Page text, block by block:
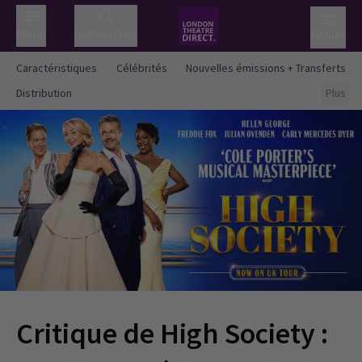
Caractéristiques Célébrités
Nouvelles émissions + Transferts
Distribution
Plus
Critique de High Society :